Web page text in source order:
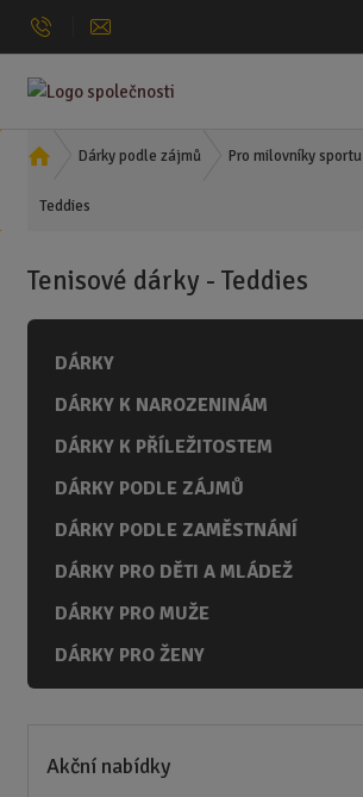
Ú
o
í
n
a
Dárky podle zájmů Pro milovníky sportu
Teddies
Tenisové dárky - Teddies
DÁRKY
DÁRKY K NAROZENINÁM
DÁRKY K PŘÍLEŽITOSTEM
DÁRKY PODLE ZÁJMŮ
DÁRKY PODLE ZAMĚSTNÁNÍ
DÁRKY PRO DĚTI A MLÁDEŽ
DÁRKY PRO MUŽE
DÁRKY PRO ŽENY
Akční nabídky